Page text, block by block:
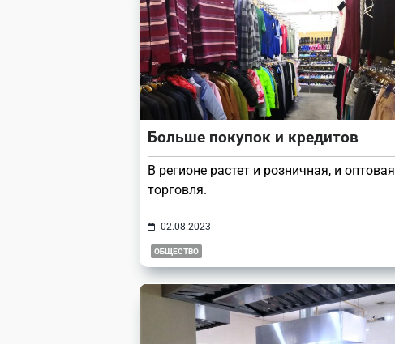
Больше покупок и кредитов
В регионе растет и розничная, и оптовая
торговля.
02.08.2023
ОБЩЕСТВО